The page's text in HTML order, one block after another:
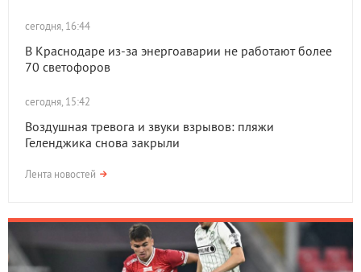
сегодня, 16:44
В Краснодаре из-за энергоаварии не работают более
70 светофоров
сегодня, 15:42
Воздушная тревога и звуки взрывов: пляжи
Геленджика снова закрыли
Лента новостей